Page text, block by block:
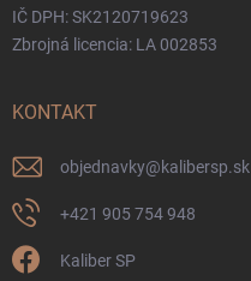
IČ DPH: SK2120719623
Zbrojná licencia: LA 002853
KONTAKT
objednavky@kalibersp.sk
+421 905 754 948
Kaliber SP